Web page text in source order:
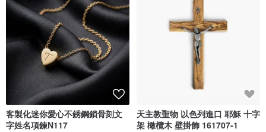
客製化迷你愛心不銹鋼鎖骨刻文
字姓名項鍊N117
天主教聖物 以色列進口 耶穌 十字
架 橄欖木 壁掛飾 161707-1